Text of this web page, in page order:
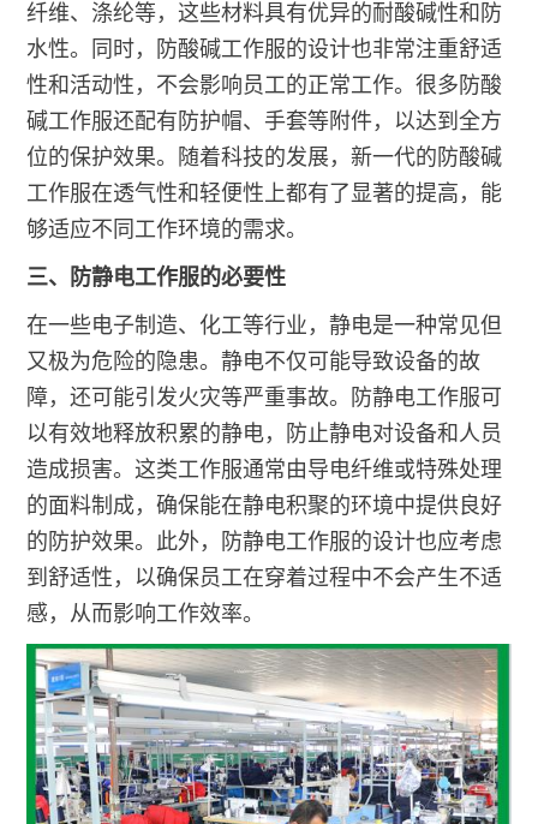
纤维、涤纶等，这些材料具有优异的耐酸碱性和防
水性。同时，防酸碱工作服的设计也非常注重舒适
性和活动性，不会影响员工的正常工作。很多防酸
碱工作服还配有防护帽、手套等附件，以达到全方
位的保护效果。随着科技的发展，新一代的防酸碱
工作服在透气性和轻便性上都有了显著的提高，能
够适应不同工作环境的需求。
三、防静电工作服的必要性
在一些电子制造、化工等行业，静电是一种常见但
又极为危险的隐患。静电不仅可能导致设备的故
障，还可能引发火灾等严重事故。防静电工作服可
以有效地释放积累的静电，防止静电对设备和人员
造成损害。这类工作服通常由导电纤维或特殊处理
的面料制成，确保能在静电积聚的环境中提供良好
的防护效果。此外，防静电工作服的设计也应考虑
到舒适性，以确保员工在穿着过程中不会产生不适
感，从而影响工作效率。